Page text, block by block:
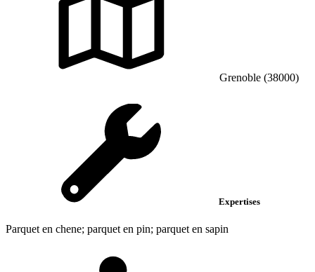
Grenoble (38000)
Expertises
Parquet en chene; parquet en pin; parquet en sapin